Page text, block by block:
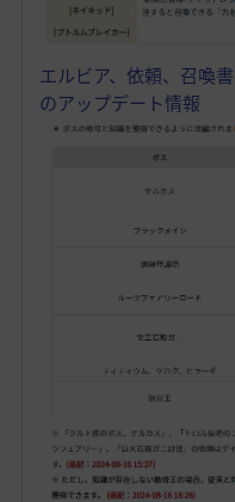
エルビア、依頼、召喚
のアップデート情報